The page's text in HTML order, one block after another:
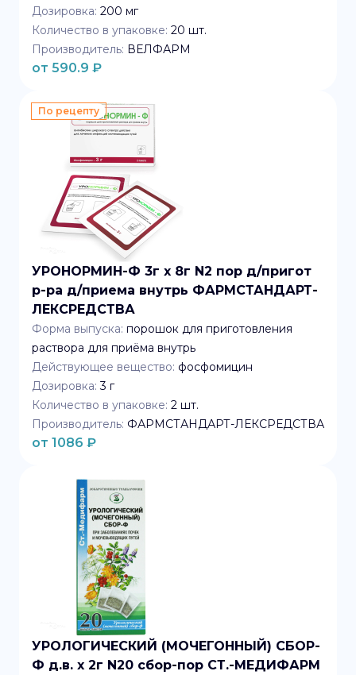
Дозировка: 200 мг
Количество в упаковке: 20 шт.
Производитель: ВЕЛФАРМ
от 590.9 ₽
По рецепту
УРОНОРМИН-Ф 3г x 8г N2 пор д/пригот
р-ра д/приема внутрь ФАРМСТАНДАРТ-
ЛЕКСРЕДСТВА
Форма выпуска: порошок для приготовления
раствора для приёма внутрь
Действующее вещество: фосфомицин
Дозировка: 3 г
Количество в упаковке: 2 шт.
Производитель: ФАРМСТАНДАРТ-ЛЕКСРЕДСТВА
от 1086 ₽
УРОЛОГИЧЕСКИЙ (МОЧЕГОННЫЙ) СБОР-
Ф д.в. x 2г N20 сбор-пор СТ.-МЕДИФАРМ